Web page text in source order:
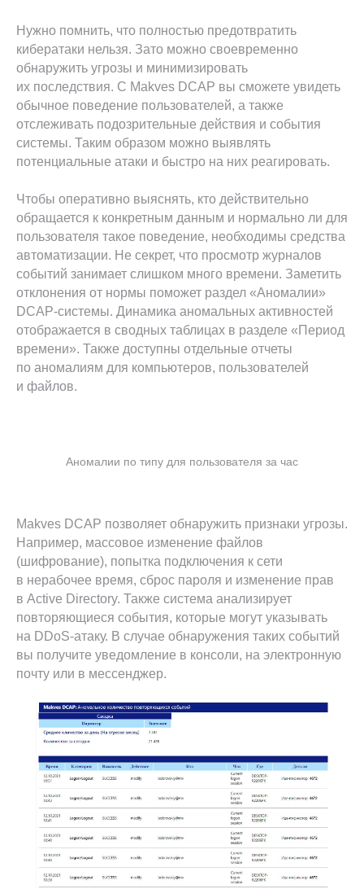
Нужно помнить, что полностью предотвратить
кибератаки нельзя. Зато можно своевременно
обнаружить угрозы и минимизировать
их последствия. С Makves DCAP вы сможете увидеть
обычное поведение пользователей, а также
отслеживать подозрительные действия и события
системы. Таким образом можно выявлять
потенциальные атаки и быстро на них реагировать.
Чтобы оперативно выяснять, кто действительно
обращается к конкретным данным и нормально ли для
пользователя такое поведение, необходимы средства
автоматизации. Не секрет, что просмотр журналов
событий занимает слишком много времени. Заметить
отклонения от нормы поможет раздел «Аномалии»
DCAP-системы. Динамика аномальных активностей
отображается в сводных таблицах в разделе «Период
времени». Также доступны отдельные отчеты
по аномалиям для компьютеров, пользователей
и файлов.
Аномалии по типу для пользователя за час
Makves DCAP позволяет обнаружить признаки угрозы.
Например, массовое изменение файлов
(шифрование), попытка подключения к сети
в нерабочее время, сброс пароля и изменение прав
в Active Directory. Также система анализирует
повторяющиеся события, которые могут указывать
на DDoS-атаку. В случае обнаружения таких событий
вы получите уведомление в консоли, на электронную
почту или в мессенджер.